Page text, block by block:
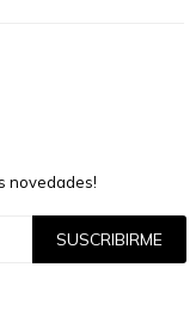
novedades!
SUSCRIBIRME